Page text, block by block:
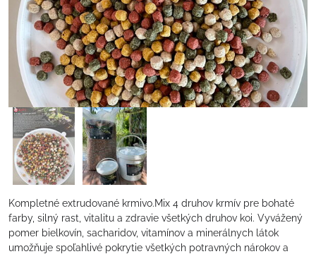
Kompletné extrudované krmivo.Mix 4 druhov krmív pre bohaté
farby, silný rast, vitalitu a zdravie všetkých druhov koi. Vyvážený
pomer bielkovín, sacharidov, vitamínov a minerálnych látok
umožňuje spoľahlivé pokrytie všetkých potravných nárokov a